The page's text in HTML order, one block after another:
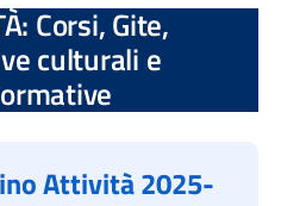
Corsi, Gite,
culturali e
Attività 2025-